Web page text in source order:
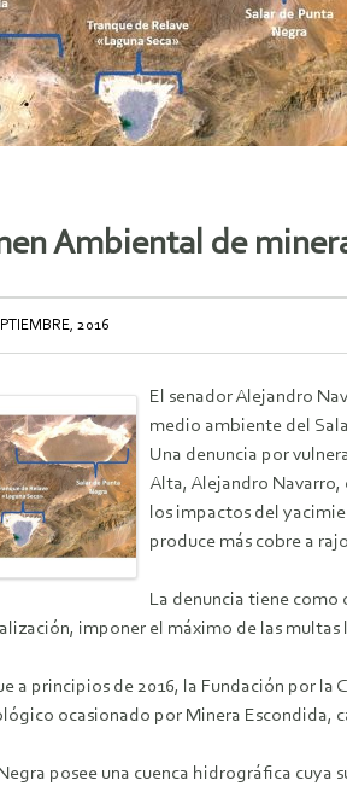
Ambiental de
2016
El senador Alejandro
medio ambiente del
Una denuncia por
Alta, Alejandro Navarro,
los impactos del
produce más cobre a
La denuncia tiene como
imponer el máximo de las
a principios de 2016, la Fundación por
ocasionado por Minera Escondida,
posee una cuenca hidrográfica